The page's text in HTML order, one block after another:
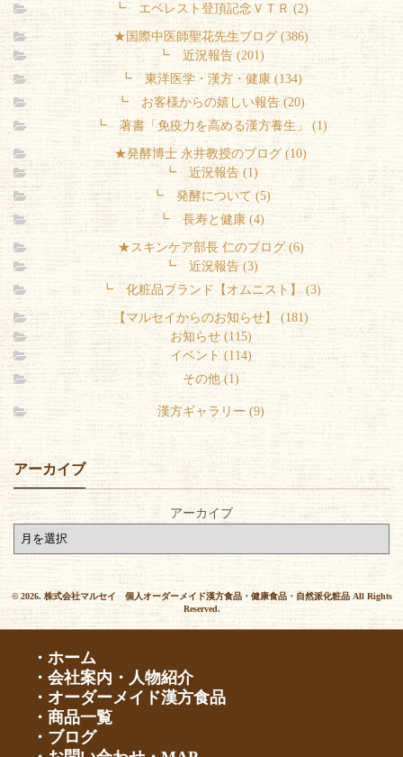
┗ エベレスト登頂記念ＶＴＲ (2)
★国際中医師聖花先生ブログ (386)
┗ 近況報告 (201)
┗ 東洋医学・漢方・健康 (134)
┗ お客様からの嬉しい報告 (20)
┗ 著書「免疫力を高める漢方養生」 (1)
★発酵博士 永井教授のブログ (10)
┗ 近況報告 (1)
┗ 発酵について (5)
┗ 長寿と健康 (4)
★スキンケア部長 仁のブログ (6)
┗ 近況報告 (3)
┗ 化粧品ブランド【オムニスト】 (3)
【マルセイからのお知らせ】 (181)
お知らせ (115)
イベント (114)
その他 (1)
漢方ギャラリー (9)
アーカイブ
アーカイブ
© 2026. 株式会社マルセイ 個人オーダーメイド漢方食品・健康食品・自然派化粧品 All Rights
Reserved.
・ホーム
・会社案内・人物紹介
・オーダーメイド漢方食品
・商品一覧
・ブログ